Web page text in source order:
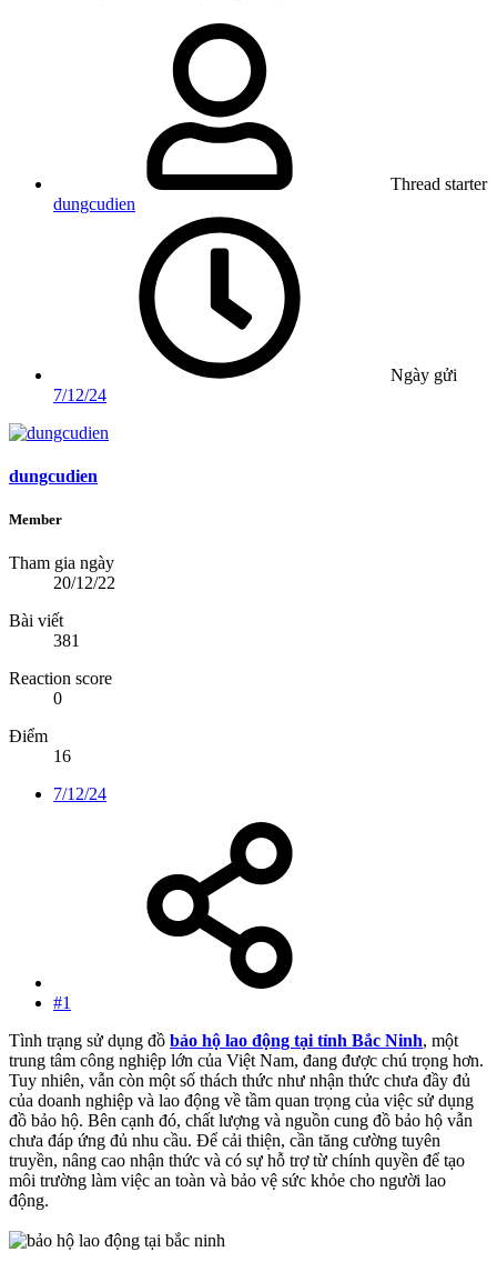
Thread starter
dungcudien
Ngày gửi
7/12/24
dungcudien
Member
Tham gia ngày
20/12/22
Bài viết
381
Reaction score
0
Điểm
16
7/12/24
#1
Tình trạng sử dụng đồ bảo hộ lao động tại tỉnh Bắc Ninh, một
trung tâm công nghiệp lớn của Việt Nam, đang được chú trọng hơn.
Tuy nhiên, vẫn còn một số thách thức như nhận thức chưa đầy đủ
của doanh nghiệp và lao động về tầm quan trọng của việc sử dụng
đồ bảo hộ. Bên cạnh đó, chất lượng và nguồn cung đồ bảo hộ vẫn
chưa đáp ứng đủ nhu cầu. Để cải thiện, cần tăng cường tuyên
truyền, nâng cao nhận thức và có sự hỗ trợ từ chính quyền để tạo
môi trường làm việc an toàn và bảo vệ sức khỏe cho người lao
động.